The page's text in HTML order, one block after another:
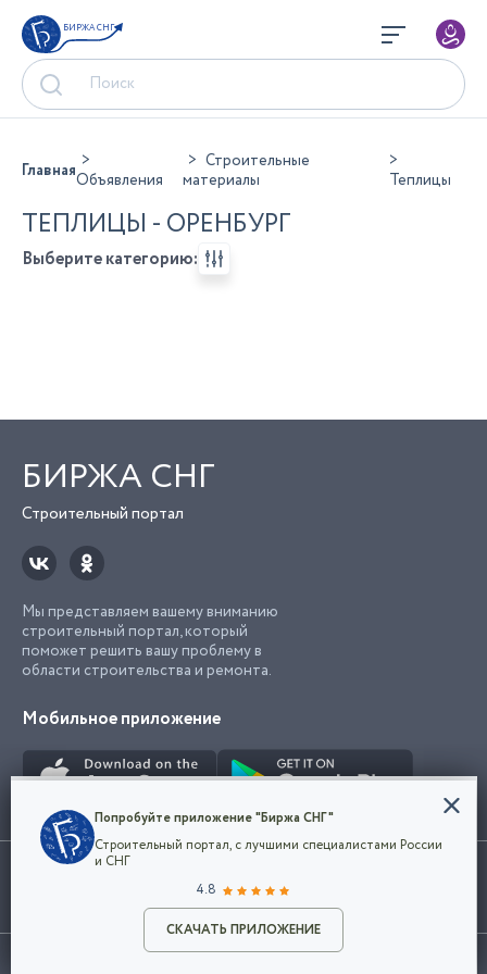
БИРЖА СНГ
Разместить объявление
ГлавнаяОбъявления
Строительные
материалы
Теплицы
ТЕПЛИЦЫ - ОРЕНБУРГ
Выберите категорию:
БИРЖА СНГ
Строительный портал
Мы представляем вашему вниманию
строительный портал, который
поможет решить вашу проблему в
области строительства и ремонта.
Мобильное приложение
Использование сайта, в том числе подача объявлений, означает
марки представленные на сайте являются собственностью их
©2026Биржа СНГ
Конфиденциальность
Мы используем файлы cookie, чтобы сделать
наш сайт удобным для каждого
Политикой конфиденциальности компании
и принимаете условия использования cookie.
Попробуйте приложение "Биржа СНГ"
Строительный портал, с лучшими специалистами России
и СНГ
4.8
СКАЧАТЬ ПРИЛОЖЕНИЕ